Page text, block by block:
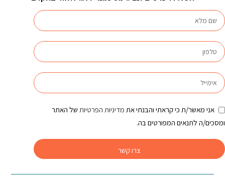
אני מאשר/ת כי קראתי והבנתי את מדיניות הפרטיות של האתר
ומסכים/ה לתנאים המפורטים בה.
צרו קשר